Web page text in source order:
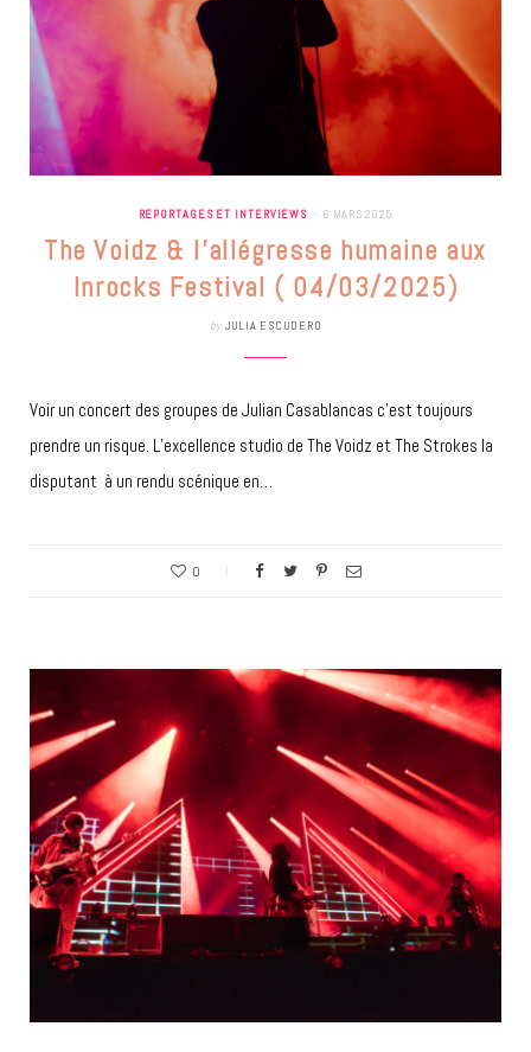
REPORTAGES ET INTERVIEWS 6 MARS 2025
The Voidz & l’allégresse humaine aux
Inrocks Festival ( 04/03/2025)
by JULIA ESCUDERO
Voir un concert des groupes de Julian Casablancas c’est toujours
prendre un risque. L’excellence studio de The Voidz et The Strokes la
disputant à un rendu scénique en…
0